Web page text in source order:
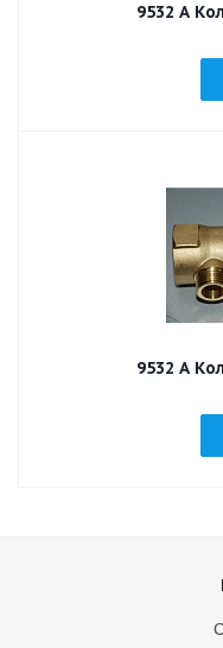
9532 А
9532 А